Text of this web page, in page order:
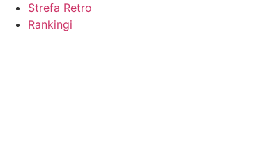
Strefa Retro
Rankingi